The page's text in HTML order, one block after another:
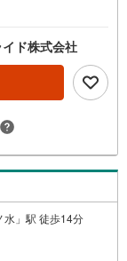
ド株式会社
水」駅 徒歩14分